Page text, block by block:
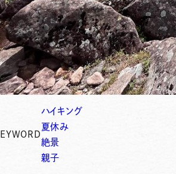
ハイキング
夏休み
絶景
親子